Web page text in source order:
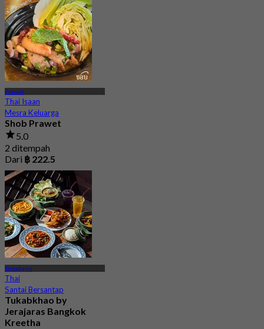
5.0
99 ditempah
Dari฿ 266
Prawet
Thai Isaan
Mesra Keluarga
Shob Prawet
5.0
2 ditempah
Dari ฿ 222.5
Srinakarin
Thai
Santai Bersantap
Tukabkhao by
Jerajaras Bangkok
Kreetha